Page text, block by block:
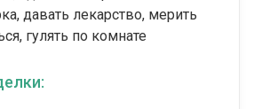
давать лекарство, мерить
гулять по комнате